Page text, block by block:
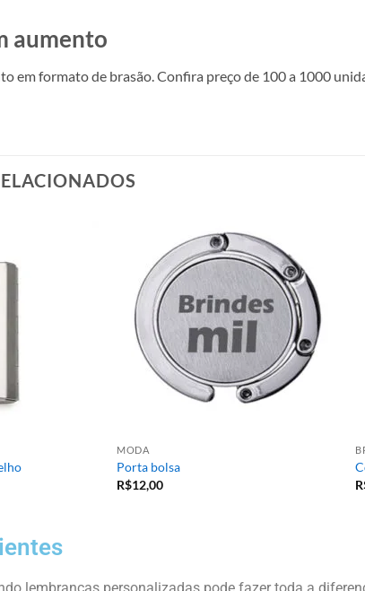
aumento
em formato de brasão. Confira preço de 100 a 1000
MODA
Porta bolsa
R$12,00
lembranças personalizadas pode fazer toda a